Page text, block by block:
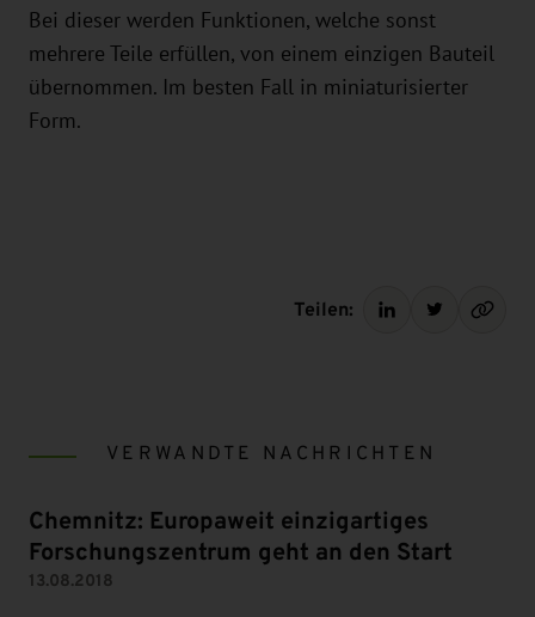
Bei dieser werden Funktionen, welche sonst
mehrere Teile erfüllen, von einem einzigen Bauteil
übernommen. Im besten Fall in miniaturisierter
Form.
Teilen:
VERWANDTE NACHRICHTEN
Chemnitz: Europaweit einzigartiges
Forschungszentrum geht an den Start
13.08.2018